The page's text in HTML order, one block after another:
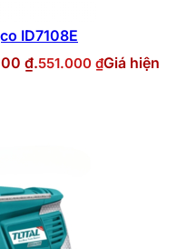
ID7108E
₫.551.000 ₫Giá hiện